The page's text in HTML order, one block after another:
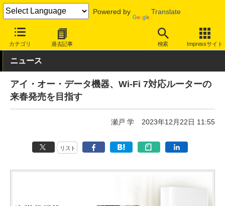
Powered by Translate
カテゴリ 過去記事 検索 Impressサイト
INTERNET Watch トピック
ニュース
アイ・オー・データ機器、Wi-Fi 7対応ルーターの
来春発売を目指す
瀬戸 学 2023年12月22日 11:55
リスト